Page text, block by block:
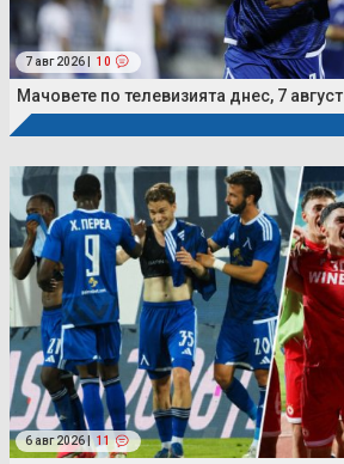
7 авг 2026 | 10
Мачовете по телевизията днес, 7 август
6 авг 2026 | 11